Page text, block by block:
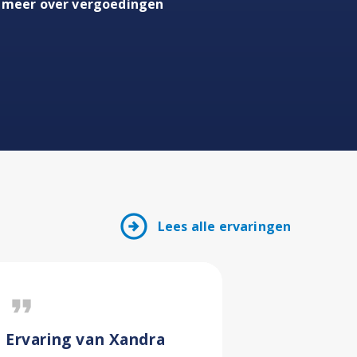
meer over vergoedingen
arrow_circle_right Lees alle ervaringen
format_quote
Ervaring van Xandra